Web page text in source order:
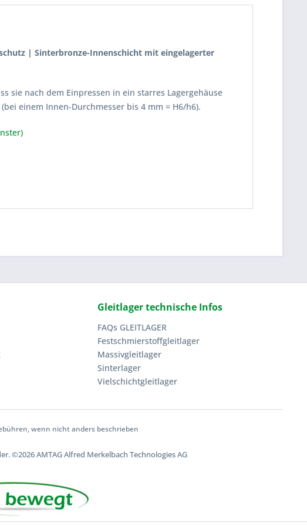
| Sinterbronze-Innenschicht mit eingelagerter
sie nach dem Einpressen in ein starres Lagergehäuse
einem Innen-Durchmesser bis 4 mm = H6/h6).
Gleitlager technische Infos
FAQs GLEITLAGER
Festschmierstoffgleitlager
Massivgleitlager
Sinterlager
Vielschichtgleitlager
wenn nicht anders beschrieben
©2026 AMTAG Alfred Merkelbach Technologies AG